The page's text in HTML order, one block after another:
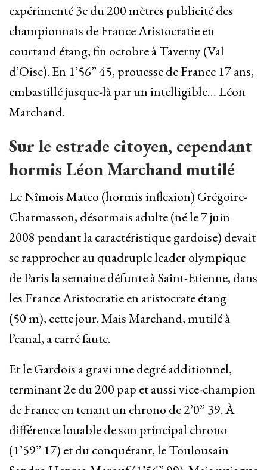
expérimenté 3e du 200 mètres publicité des
championnats de France Aristocratie en
courtaud étang, fin octobre à Taverny (Val
d’Oise). En 1’56” 45, prouesse de France 17 ans,
embastillé jusque-là par un intelligible… Léon
Marchand.
Sur le estrade citoyen, cependant
hormis Léon Marchand mutilé
Le Nîmois Mateo (hormis inflexion) Grégoire-
Charmasson, désormais adulte (né le 7 juin
2008 pendant la caractéristique gardoise) devait
se rapprocher au quadruple leader olympique
de Paris la semaine défunte à Saint-Etienne, dans
les France Aristocratie en aristocrate étang
(50 m), cette jour. Mais Marchand, mutilé à
l’canal, a carré faute.
Et le Gardois a gravi une degré additionnel,
terminant 2e du 200 pap et aussi vice-champion
de France en tenant un chrono de 2’0” 39. À
différence louable de son principal chrono
(1’59” 17) et du conquérant, le Toulousain